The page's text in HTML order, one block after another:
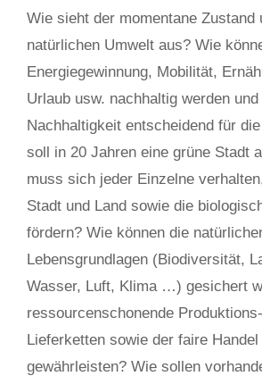
Wie sieht der momentane Zustand
natürlichen Umwelt aus? Wie
Energiegewinnung, Mobilität,
Urlaub usw. nachhaltig werden
Nachhaltigkeit entscheidend für
soll in 20 Jahren eine grüne Stadt
muss sich jeder Einzelne
Stadt und Land sowie die
fördern? Wie können die
Lebensgrundlagen (Biodiversität,
Wasser, Luft, Klima …) gesichert
ressourcenschonende
Lieferketten sowie der faire Handel
gewährleisten? Wie sollen